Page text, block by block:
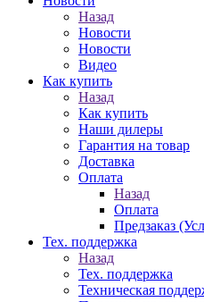
Назад
Новости
Новости
Видео
Как купить
Назад
Как купить
Наши дилеры
Гарантия на товар
Доставка
Оплата
Назад
Оплата
Предзаказ
Тех. поддержка
Назад
Тех. поддержка
Техническая